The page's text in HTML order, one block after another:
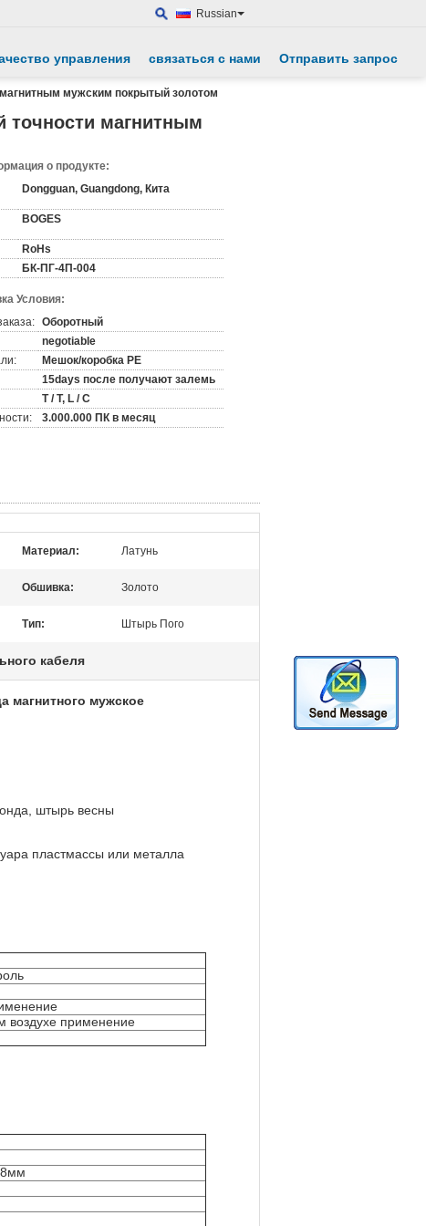
Russian
управления связаться с нами Отправить запрос
мужским покрытый золотом
точности магнитным
о продукте:
Dongguan, Guangdong, Кита
BOGES
RoHs
БК-ПГ-4П-004
Условия:
Оборотный
negotiable
Мешок/коробка PE
15days после получают залемь
T / T, L / C
3.000.000 ПК в месяц
Материал: Латунь
Обшивка: Золото
Тип: Штырь Пого
кабеля
магнитного мужское
штырь весны
пластмассы или металла
воздухе применение